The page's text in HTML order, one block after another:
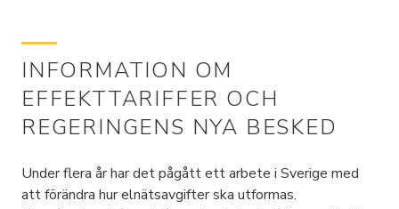
INFORMATION OM
EFFEKTTARIFFER OCH
REGERINGENS NYA BESKED
Under flera år har det pågått ett arbete i Sverige med
att förändra hur elnätsavgifter ska utformas.